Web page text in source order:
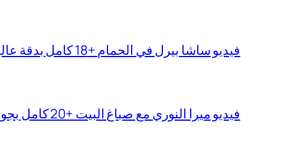
فيديو ساشا بيرل في الحمام +18 كامل بدقة عالية
فيديو ميرا النوري مع صباغ البيت +20 كامل بجودة عالية